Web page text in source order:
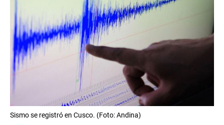
Sismo se registró en Cusco. (Foto: Andina)